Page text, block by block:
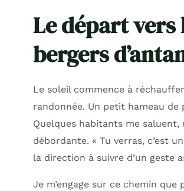
Le départ vers
bergers
Le soleil commence à
randonnée. Un petit hameau de
Quelques habitants me
débordante. « Tu verras, c’est
la direction à suivre d’un geste
Je m’engage sur ce chemin